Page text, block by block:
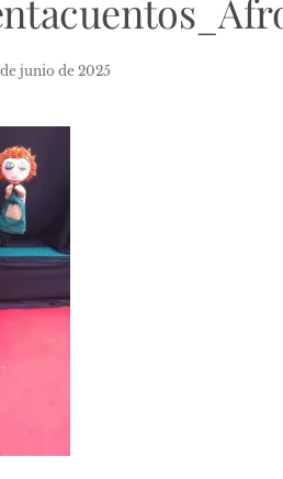
junio de 2025